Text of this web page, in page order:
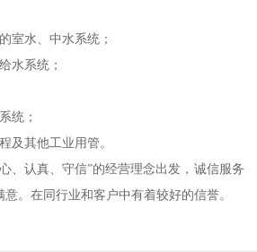
室水、中水系统；
水系统；
统；
及其他工业用管。
、认真、守信”的经营理念出发，诚信服务
。在同行业和客户中有着较好的信誉。